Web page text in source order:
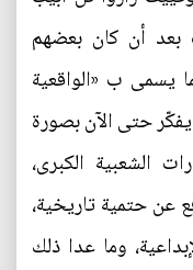
بعد أن كان بعضهم
يسمى ب «الواقعية
حتى الآن بصورة
الشعبية الكبرى،
عن حتمية تاريخية،
وما عدا ذلك